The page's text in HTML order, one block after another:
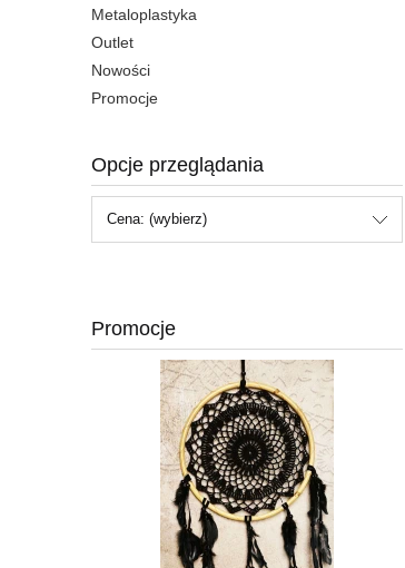
Metaloplastyka
Outlet
Nowości
Promocje
Opcje przeglądania
Cena: (wybierz)
Promocje